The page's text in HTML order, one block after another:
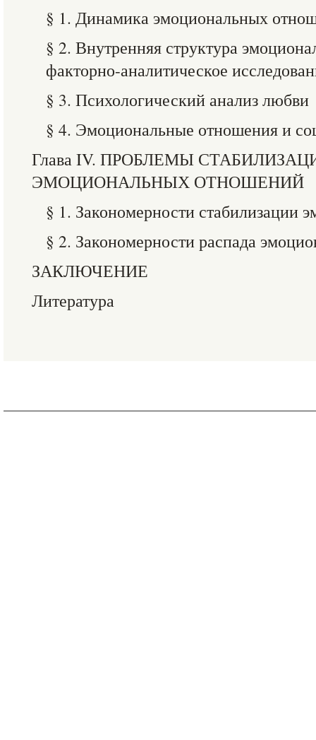
§ 1. Динамика эмоциональных
§ 2. Внутренняя структура
факторно-аналитическое
§ 3. Психологический анализ любви
§ 4. Эмоциональные отношения и
Глава IV. ПРОБЛЕМЫ
ЭМОЦИОНАЛЬНЫХ ОТНОШЕНИЙ
§ 1. Закономерности стабилизации
§ 2. Закономерности распада
ЗАКЛЮЧЕНИЕ
Литература